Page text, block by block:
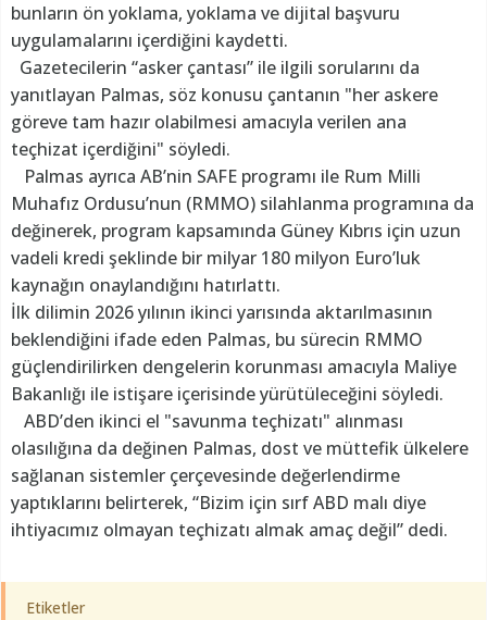
bunların ön yoklama, yoklama ve dijital başvuru
uygulamalarını içerdiğini kaydetti.
Gazetecilerin “asker çantası” ile ilgili sorularını da
yanıtlayan Palmas, söz konusu çantanın "her askere
göreve tam hazır olabilmesi amacıyla verilen ana
teçhizat içerdiğini" söyledi.
Palmas ayrıca AB’nin SAFE programı ile Rum Milli
Muhafız Ordusu’nun (RMMO) silahlanma programına da
değinerek, program kapsamında Güney Kıbrıs için uzun
vadeli kredi şeklinde bir milyar 180 milyon Euro’luk
kaynağın onaylandığını hatırlattı.
İlk dilimin 2026 yılının ikinci yarısında aktarılmasının
beklendiğini ifade eden Palmas, bu sürecin RMMO
güçlendirilirken dengelerin korunması amacıyla Maliye
Bakanlığı ile istişare içerisinde yürütüleceğini söyledi.
ABD’den ikinci el "savunma teçhizatı" alınması
olasılığına da değinen Palmas, dost ve müttefik ülkelere
sağlanan sistemler çerçevesinde değerlendirme
yaptıklarını belirterek, “Bizim için sırf ABD malı diye
ihtiyacımız olmayan teçhizatı almak amaç değil” dedi.
Etiketler